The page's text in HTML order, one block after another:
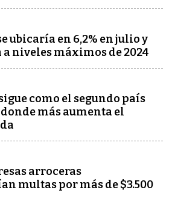
ubicaría en 6,2% en julio y
niveles máximos de 2024
como el segundo país
donde más aumenta el
arroceras
multas por más de $3.500